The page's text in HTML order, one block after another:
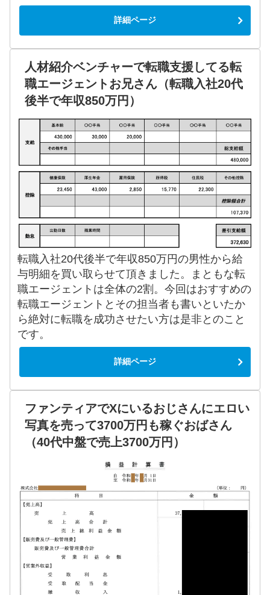
詳細ページ
人材紹介ベンチャーで転職支援してる転
職エージェントお兄さん（転職入社20代
後半で年収850万円）
転職入社20代後半で年収850万円の男性から給
与明細を買い取らせて頂きました。まともな転
職エージェントは全体の2割。今回はおすすめの
転職エージェントとその担当者も書いといたか
ら絶対に転職を成功させたい方は是非とのこと
です。
詳細ページ
ファンティアでXにいるおじさんにエロい
写真を売って3700万円も稼ぐおばさん
（40代中盤で売上3700万円）